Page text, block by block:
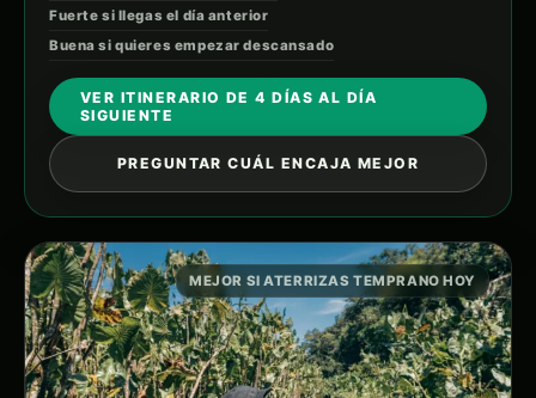
Fuerte si llegas el día anterior
Buena si quieres empezar descansado
VER ITINERARIO DE 4 DÍAS AL DÍA
SIGUIENTE
PREGUNTAR CUÁL ENCAJA MEJOR
MEJOR SI ATERRIZAS TEMPRANO HOY